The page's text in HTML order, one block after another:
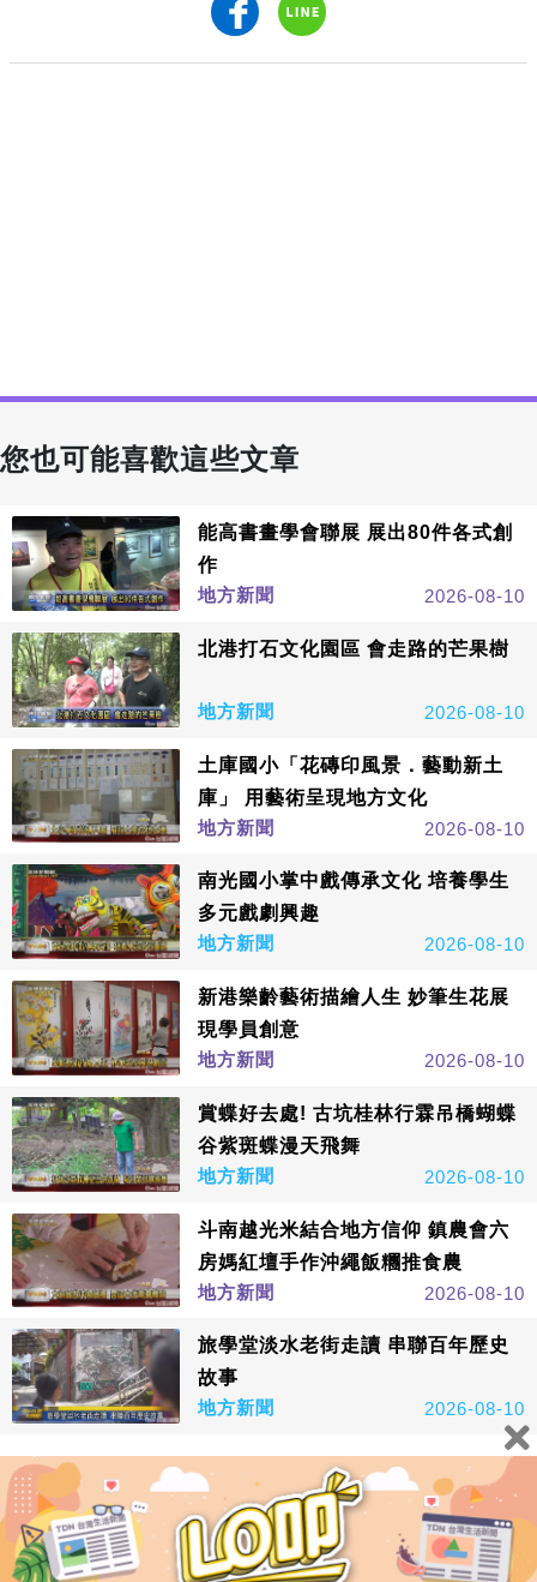
您也可能喜歡這些文章
能高書畫學會聯展 展出80件各式創
作
地方新聞
2026-08-10
北港打石文化園區 會走路的芒果樹
地方新聞 2026-08-10
土庫國小「花磚印風景．藝動新土
庫」 用藝術呈現地方文化
地方新聞
2026-08-10
南光國小掌中戲傳承文化 培養學生
多元戲劇興趣
地方新聞
2026-08-10
新港樂齡藝術描繪人生 妙筆生花展
現學員創意
地方新聞
2026-08-10
賞蝶好去處! 古坑桂林行霖吊橋蝴蝶
谷紫斑蝶漫天飛舞
地方新聞
2026-08-10
斗南越光米結合地方信仰 鎮農會六
房媽紅壇手作沖繩飯糰推食農
地方新聞
2026-08-10
旅學堂淡水老街走讀 串聯百年歷史
故事
地方新聞
2026-08-10
看更多